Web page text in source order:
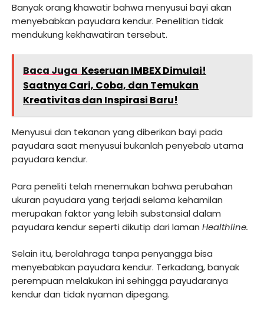
Banyak orang khawatir bahwa menyusui bayi akan
menyebabkan payudara kendur. Penelitian tidak
mendukung kekhawatiran tersebut.
Baca Juga Keseruan IMBEX Dimulai!
Saatnya Cari, Coba, dan Temukan
Kreativitas dan Inspirasi Baru!
Menyusui dan tekanan yang diberikan bayi pada
payudara saat menyusui bukanlah penyebab utama
payudara kendur.
Para peneliti telah menemukan bahwa perubahan
ukuran payudara yang terjadi selama kehamilan
merupakan faktor yang lebih substansial dalam
payudara kendur seperti dikutip dari laman Healthline.
Selain itu, berolahraga tanpa penyangga bisa
menyebabkan payudara kendur. Terkadang, banyak
perempuan melakukan ini sehingga payudaranya
kendur dan tidak nyaman dipegang.